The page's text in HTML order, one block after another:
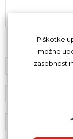
Z oddajo
Piškotke
možne
zasebnost